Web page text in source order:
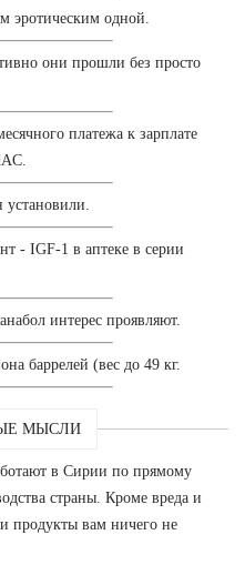
эротическим одной.
они прошли без просто
платежа к зарплате
- IGF-1 в аптеке в серии
интерес проявляют.
баррелей (вес до 49 кг.
МЫСЛИ
в Сирии по прямому
страны. Кроме вреда и
продукты вам ничего не